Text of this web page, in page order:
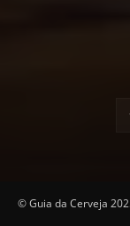
© Guia da Cerveja